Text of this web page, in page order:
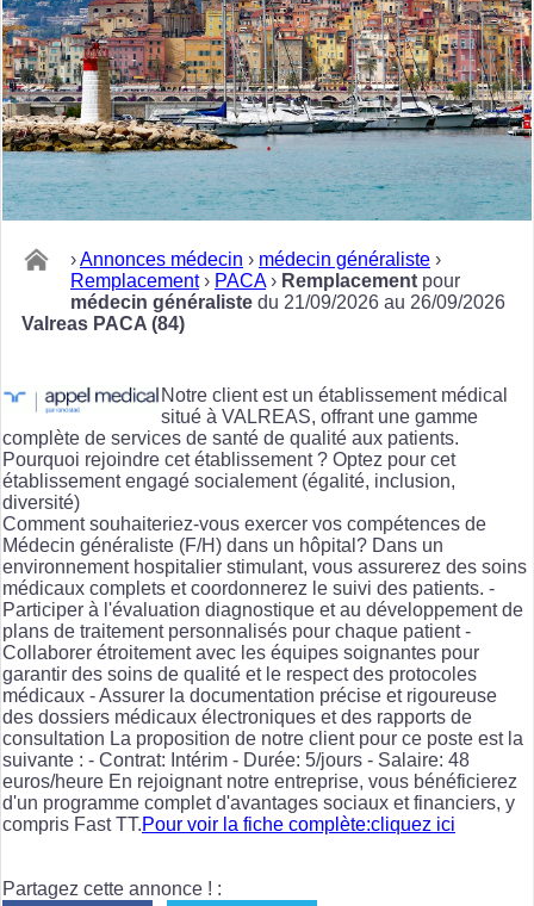
›Annonces médecin › médecin généraliste ›
Remplacement › PACA › Remplacement pour
médecin généraliste du 21/09/2026 au 26/09/2026
Valreas PACA (84)
Notre client est un établissement médical
situé à VALREAS, offrant une gamme
complète de services de santé de qualité aux patients.
Pourquoi rejoindre cet établissement ? Optez pour cet
établissement engagé socialement (égalité, inclusion,
diversité)
Comment souhaiteriez-vous exercer vos compétences de
Médecin généraliste (F/H) dans un hôpital? Dans un
environnement hospitalier stimulant, vous assurerez des soins
médicaux complets et coordonnerez le suivi des patients. -
Participer à l'évaluation diagnostique et au développement de
plans de traitement personnalisés pour chaque patient -
Collaborer étroitement avec les équipes soignantes pour
garantir des soins de qualité et le respect des protocoles
médicaux - Assurer la documentation précise et rigoureuse
des dossiers médicaux électroniques et des rapports de
consultation La proposition de notre client pour ce poste est la
suivante : - Contrat: Intérim - Durée: 5/jours - Salaire: 48
euros/heure En rejoignant notre entreprise, vous bénéficierez
d'un programme complet d'avantages sociaux et financiers, y
compris Fast TT.Pour voir la fiche complète:cliquez ici
Partagez cette annonce ! :